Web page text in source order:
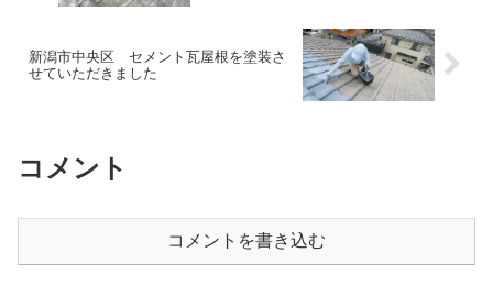
新潟市中央区 セメント瓦屋根を塗装さ
せていただきました
コメント
コメントを書き込む